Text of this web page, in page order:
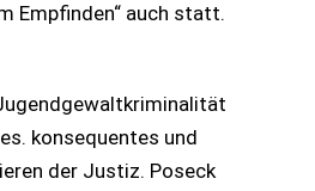
Empfinden“ auch statt.
konsequentes und
der Justiz. Poseck